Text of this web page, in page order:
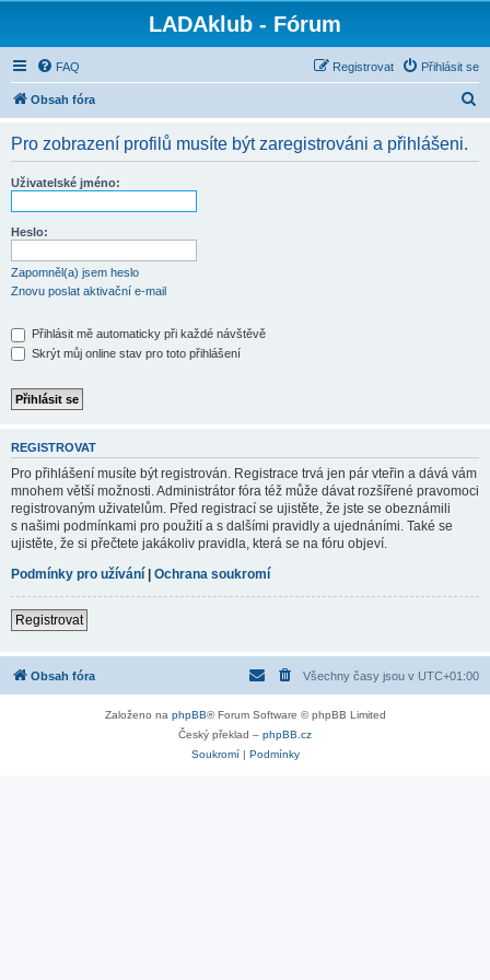
LADAklub - Fórum
FAQ Přihlásit se
Registrovat
Obsah fóra
Pro zobrazení profilů musíte být zaregistrováni a přihlášeni.
Uživatelské jméno:
Heslo:
Zapomněl(a) jsem heslo
Znovu poslat aktivační e-mail
Přihlásit mě automaticky při každé návštěvě
Skrýt můj online stav pro toto přihlášení
REGISTROVAT
Pro přihlášení musíte být registrován. Registrace trvá jen pár vteřin a dává vám
mnohem větší možnosti. Administrátor fóra též může dávat rozšířené pravomoci
registrovaným uživatelům. Před registrací se ujistěte, že jste se obeznámili
s našimi podmínkami pro použití a s dalšími pravidly a ujednáními. Také se
ujistěte, že si přečtete jakákoliv pravidla, která se na fóru objeví.
Podmínky pro užívání | Ochrana soukromí
Registrovat
Obsah fóra Všechny časy jsou v UTC+01:00
Založeno na phpBB® Forum Software © phpBB Limited
Český překlad – phpBB.cz
Soukromí| Podmínky